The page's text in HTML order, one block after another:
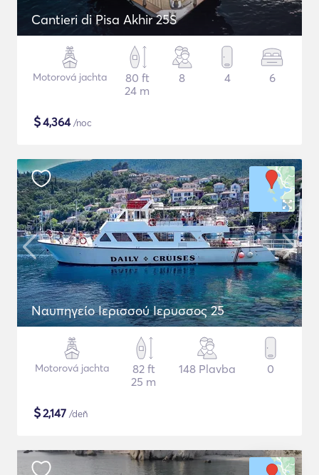
Cantieri di Pisa Akhir 25S
Motorová jachta
80 ft
24 m
8 4 6
$4,364/noc
Ναυπηγείο Ιερισσού Ιερυσσος 25
Motorová jachta
82 ft
25 m
148 Plavba 0
$2,147 /deň